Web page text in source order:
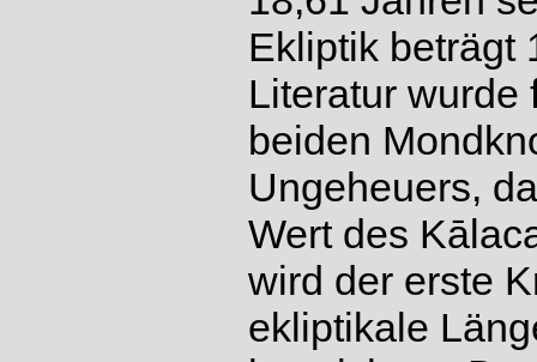
Ekliptik beträgt
Literatur wurde
beiden
Ungeheuers,
Wert des
wird der erste
ekliptikale